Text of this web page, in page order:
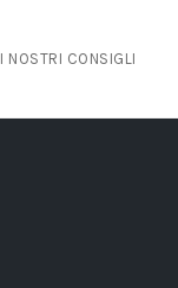
I NOSTRI CONSIGLI